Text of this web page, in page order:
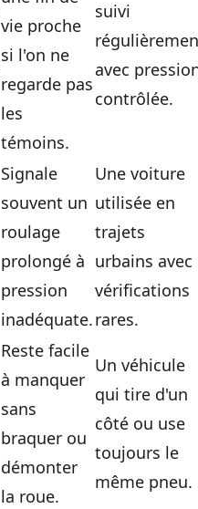
vie proche
si l'on ne
regarde pas
les
témoins.
suivi
avec
contrôlée.
Signale
souvent un
roulage
prolongé à
pression
inadéquate.
Une voiture
utilisée en
trajets
urbains avec
vérifications
rares.
Reste facile
à manquer
sans
braquer ou
démonter
la roue.
Un véhicule
qui tire d'un
côté ou use
toujours le
même pneu.